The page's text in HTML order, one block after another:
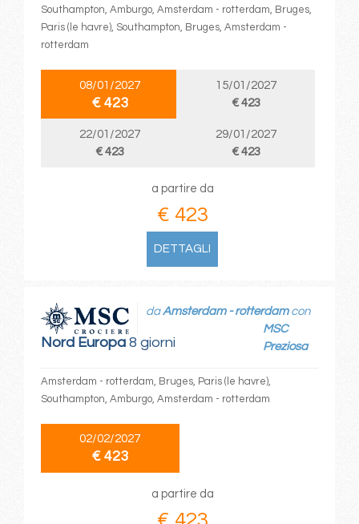
Southampton, Amburgo, Amsterdam - rotterdam, Bruges,
Paris (le havre), Southampton, Bruges, Amsterdam -
rotterdam
08/01/2027
€ 423
15/01/2027
€ 423
22/01/2027
€ 423
29/01/2027
€ 423
a partire da
€ 423
DETTAGLI
Nord Europa8 giorni
daAmsterdam - rotterdamcon
MSC
Preziosa
Amsterdam - rotterdam, Bruges, Paris (le havre),
Southampton, Amburgo, Amsterdam - rotterdam
02/02/2027
€ 423
a partire da